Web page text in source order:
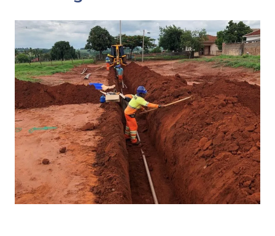
Drenagem de águas pluviais
Drenagem de águas pluviais no brasil
Drenagem de águas pluviais urbanas
Emissário de esgoto
Empresa de construção de estradas
Empresa de drenagem
Empresa de drenagem pluvial
Empresa de drenagem de solo
Empresa de drenagem urbana